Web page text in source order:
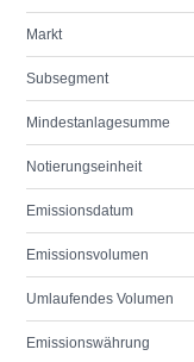
Markt
Subsegment
Mindestanlagesumme
Notierungseinheit
Emissionsdatum
Emissionsvolumen
Umlaufendes Volumen
Emissionswährung